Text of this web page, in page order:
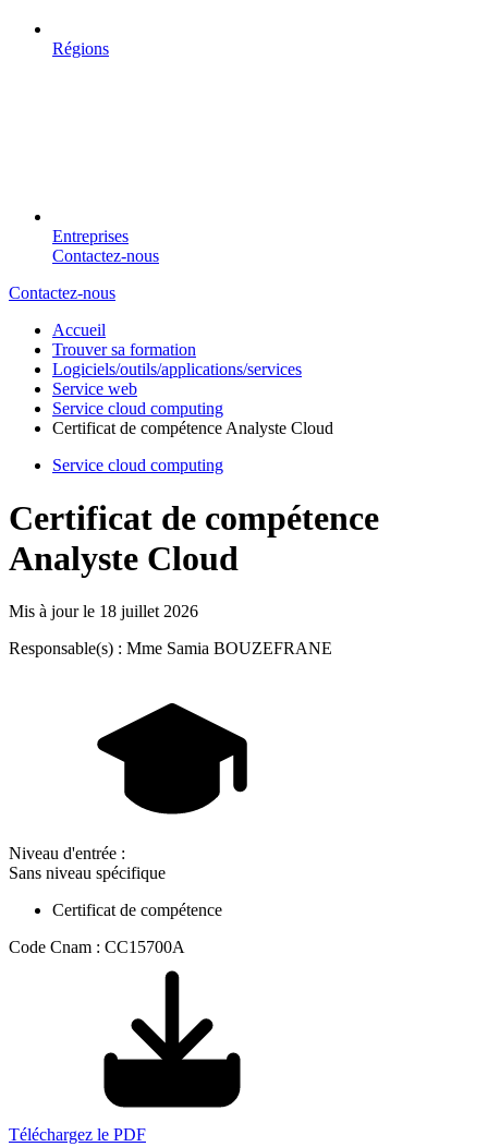
Régions
Entreprises
Contactez-nous
Contactez-nous
Accueil
Trouver sa formation
Logiciels/outils/applications/services
Service web
Service cloud computing
Certificat de compétence Analyste Cloud
Service cloud computing
Certificat de compétence
Analyste Cloud
Mis à jour le 18 juillet 2026
Responsable(s) : Mme Samia BOUZEFRANE
Niveau d'entrée :
Sans niveau spécifique
Certificat de compétence
Code Cnam : CC15700A
Téléchargez le PDF